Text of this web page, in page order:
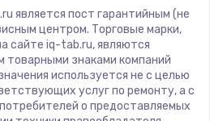
петель крышки
руб.
динамиков
CHUWI
является пост гарантийным (не
центром. Торговые марки,
сайте iq-tab.ru, являются
товарными знаками компаний
используется не с целью
услуг по ремонту, а с
о предоставляемых